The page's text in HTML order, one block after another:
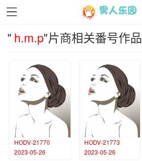
" h.m.p"片商相关番号作品
HODV-21770
2023-05-26
HODV-21773
2023-05-26